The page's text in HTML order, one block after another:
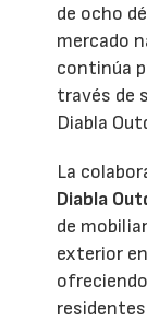
de ocho
mercado
continúa
través de
Diabla
La
Diabla
de
exterior